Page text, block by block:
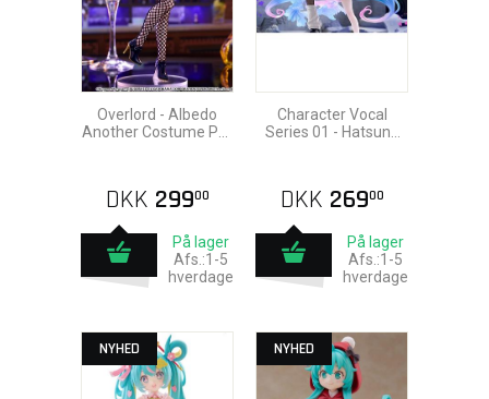
Overlord - Albedo
Another Costume Pvc
DKK 29900
På lager
Afs.:1-5
hverdage
Character Vocal
Series 01 - Hatsune
DKK 26900
På lager
Afs.:1-5
hverdage
NYHED NYHED